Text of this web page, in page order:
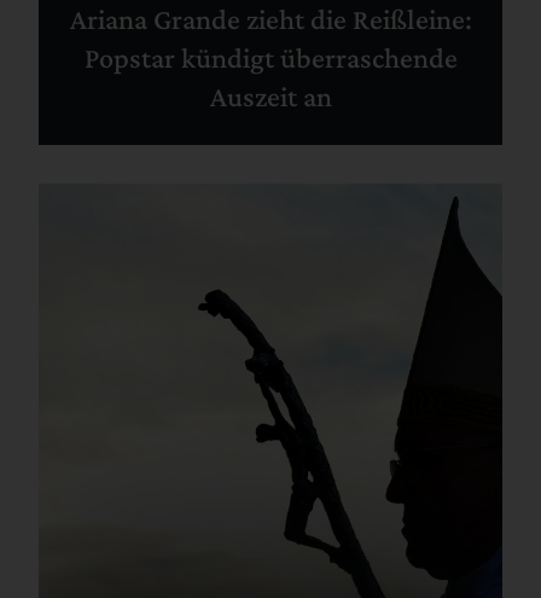
Ariana Grande zieht die Reißleine:
Popstar kündigt überraschende
Auszeit an